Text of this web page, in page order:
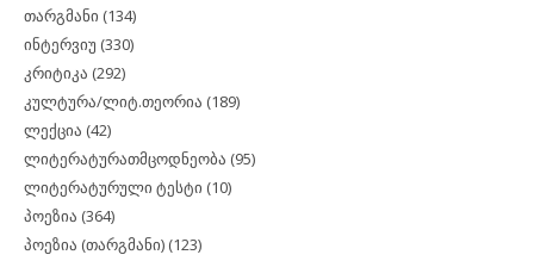
თარგმანი (134)
ინტერვიუ (330)
კრიტიკა (292)
კულტურა/ლიტ.თეორია (189)
ლექცია (42)
ლიტერატურათმცოდნეობა (95)
ლიტერატურული ტესტი (10)
პოეზია (364)
პოეზია (თარგმანი) (123)